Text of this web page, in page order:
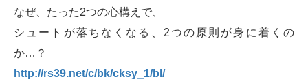
なぜ、たった2つの心構えで、
シュートが落ちなくなる、2つの原則が身に着くの
か…？
http://rs39.net/c/bk/cksy_1/bl/